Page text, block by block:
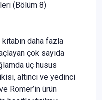
(Bölüm 8)
kitabın daha fazla
çok sayıda
üç husus
altıncı ve yedinci
Romer’in ürün